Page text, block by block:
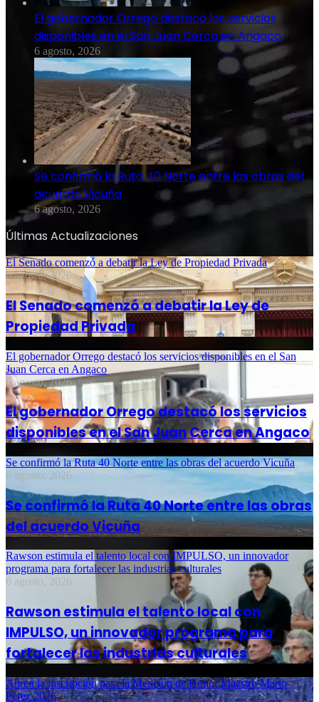
El gobernador Orrego destacó los servicios
disponibles en el San Juan Cerca en Angaco
6 agosto, 2026
Se confirmó la Ruta 40 Norte entre las obras del
acuerdo Vicuña
6 agosto, 2026
Últimas Actualizaciones
El Senado comenzó a debatir la Ley de Propiedad Privada
6 agosto, 2026
El Senado comenzó a debatir la Ley de
Propiedad Privada
El gobernador Orrego destacó los servicios disponibles en el San
Juan Cerca en Angaco
6 agosto, 2026
El gobernador Orrego destacó los servicios
disponibles en el San Juan Cerca en Angaco
Se confirmó la Ruta 40 Norte entre las obras del acuerdo Vicuña
6 agosto, 2026
Se confirmó la Ruta 40 Norte entre las obras
del acuerdo Vicuña
Rawson estimula el talento local con IMPULSO, un innovador
programa para fortalecer las industrias culturales
6 agosto, 2026
Rawson estimula el talento local con
IMPULSO, un innovador programa para
fortalecer las industrias culturales
Abren la inscripción para la Mención de Honor Maestro Mario
Pérez 2026